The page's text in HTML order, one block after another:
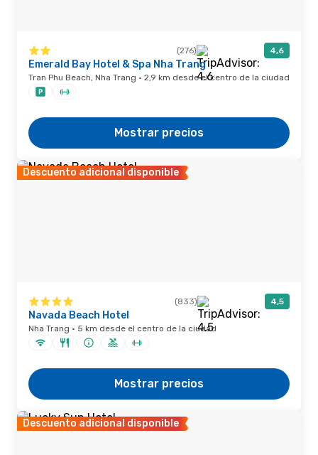
(276) 4,6
Emerald Bay Hotel & Spa Nha Trang
Tran Phu Beach, Nha Trang · 2,9 km desde el centro de la ciudad
Mostrar precios
Descuento adicional disponible
(833) 4,5
Navada Beach Hotel
Nha Trang · 5 km desde el centro de la ciudad
Mostrar precios
Descuento adicional disponible